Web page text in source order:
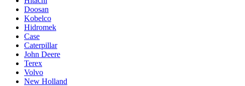
Doosan
Kobelco
Hidromek
Case
Caterpillar
John Deere
Terex
Volvo
New Holland